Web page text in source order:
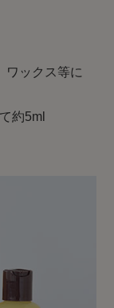
ワックス等に
約5ml